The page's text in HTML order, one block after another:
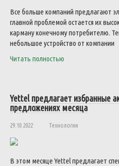
Все больше компаний предлагают
главной проблемой остается их
карману конечному потребителю.
небольшое устройство от компании
Читать полностью
Yettel предлагает избранные
предложениях месяца
29.10.2022 Технологии
В этом месяце Yettel предлагает